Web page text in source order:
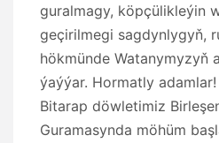
guralmagy, köpçülikleýin
geçirilmegi sagdynlygyň,
hökmünde Watanymyzyň
ýaýýar. Hormatly
Bitarap döwletimiz
Guramasynda möhüm